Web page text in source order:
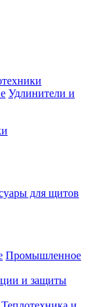
Удлинители и
для щитов
Промышленное
и защиты